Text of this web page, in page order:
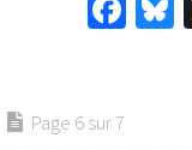
Page 6 sur 7